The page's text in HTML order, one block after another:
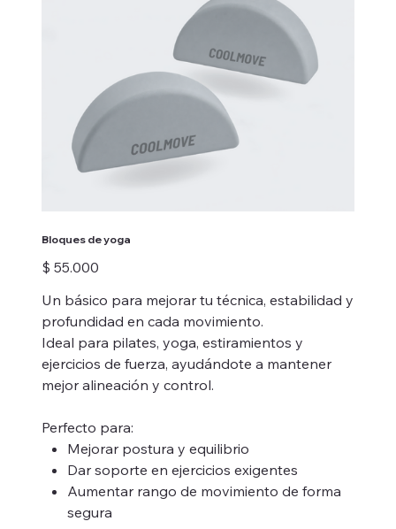
Bloques de yoga
Precio
$ 55.000
Un básico para mejorar tu técnica, estabilidad y
profundidad en cada movimiento.
Ideal para pilates, yoga, estiramientos y
ejercicios de fuerza, ayudándote a mantener
mejor alineación y control.
Perfecto para:
Mejorar postura y equilibrio
Dar soporte en ejercicios exigentes
Aumentar rango de movimiento de forma
segura